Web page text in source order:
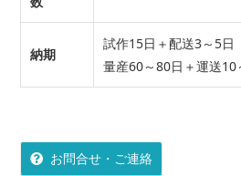
納期
試作15日＋配送3～5日
量産60～80日＋運送10
お問合せ・ご連絡